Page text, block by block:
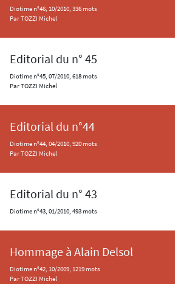
Diotime n°46, 10/2010, 336 mots
Par TOZZI Michel
Editorial du n° 45
Diotime n°45, 07/2010, 618 mots
Par TOZZI Michel
Editorial du n°44
Diotime n°44, 04/2010, 920 mots
Par TOZZI Michel
Editorial du n° 43
Diotime n°43, 01/2010, 493 mots
Hommage à Alain Delsol
Diotime n°42, 10/2009, 1219 mots
Par TOZZI Michel